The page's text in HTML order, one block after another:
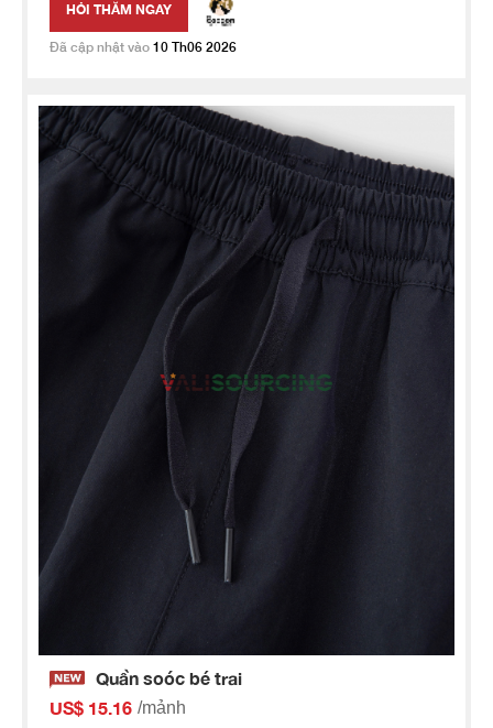
HỎI THĂM NGAY
Đã cập nhật vào 10 Th06 2026
Quần soóc bé trai
US$ 15.16 /mảnh